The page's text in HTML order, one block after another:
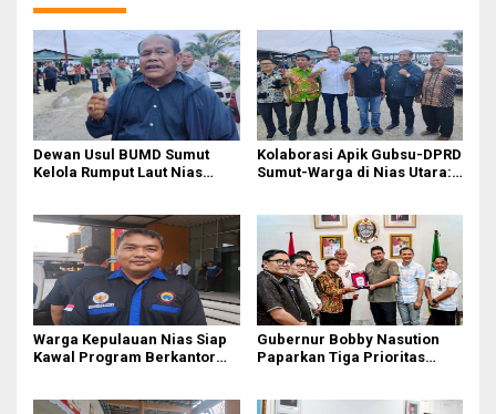
Dewan Usul BUMD Sumut
Kelola Rumput Laut Nias
Kolaborasi Apik Gubsu-DPRD
Sumut-Warga di Nias Utara:
Warga Kepulauan Nias Siap
Kawal Program Berkantor
Gubernur Bobby Nasution
Paparkan Tiga Prioritas